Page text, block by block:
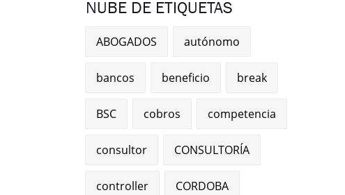
NUBE DE ETIQUETAS
ABOGADOS autónomo
bancos beneficio break
BSC cobros competencia
consultor CONSULTORÍA
controller CORDOBA